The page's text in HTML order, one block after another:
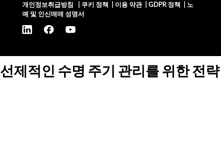
개인정보취급방침
쿠키 정책 이용 약관| GDPR 정책
노
예 및 인신매매 성명서
선제적인 수명 주기 관리를 위한 전략